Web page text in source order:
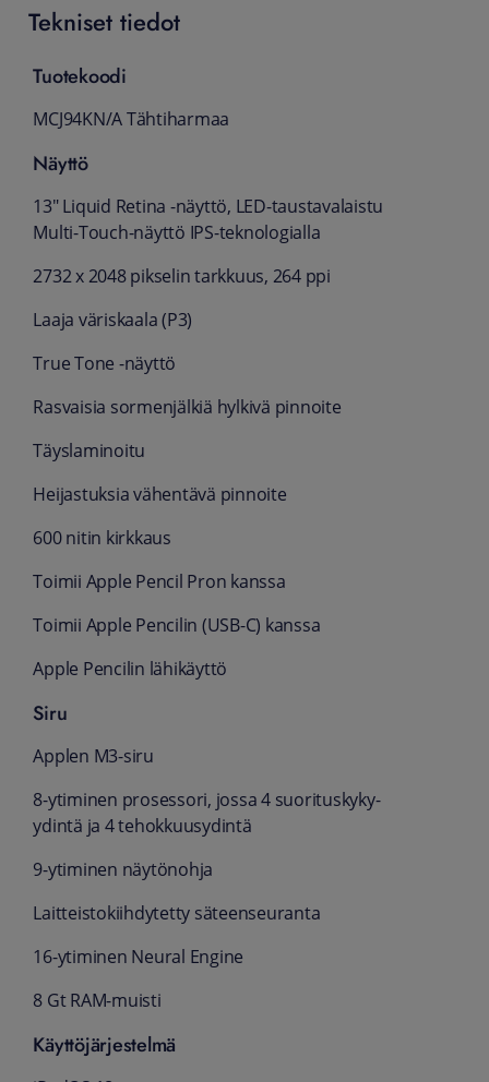
Tekniset tiedot
Tuotekoodi
MCJ94KN/A Tähtiharmaa
Näyttö
13" Liquid Retina -näyttö, LED-taustavalaistu
Multi-Touch-näyttö IPS-teknologialla
2732 x 2048 pikselin tarkkuus, 264 ppi
Laaja väriskaala (P3)
True Tone -näyttö
Rasvaisia sormenjälkiä hylkivä pinnoite
Täyslaminoitu
Heijastuksia vähentävä pinnoite
600 nitin kirkkaus
Toimii Apple Pencil Pron kanssa
Toimii Apple Pencilin (USB-C) kanssa
Apple Pencilin lähikäyttö
Siru
Applen M3-siru
8-ytiminen prosessori, jossa 4 suorituskyky-
ydintä ja 4 tehokkuusydintä
9-ytiminen näytönohja
Laitteistokiihdytetty säteenseuranta
16-ytiminen Neural Engine
8 Gt RAM-muisti
Käyttöjärjestelmä